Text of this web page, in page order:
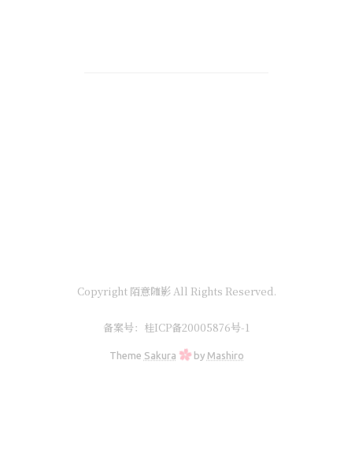
Copyright 陌意随影 All Rights Reserved.
备案号： 桂ICP备20005876号-1
Theme Sakura by Mashiro